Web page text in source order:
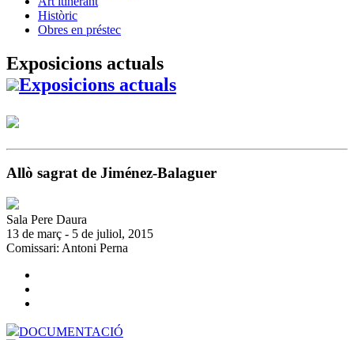
Històric
Obres en préstec
Exposicions actuals
Exposicions actuals
Allò sagrat de Jiménez-Balaguer
Sala Pere Daura
13 de març - 5 de juliol, 2015
Comissari: Antoni Perna
DOCUMENTACIÓ